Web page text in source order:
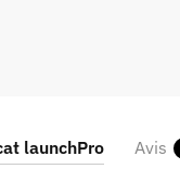
launchPro Avis